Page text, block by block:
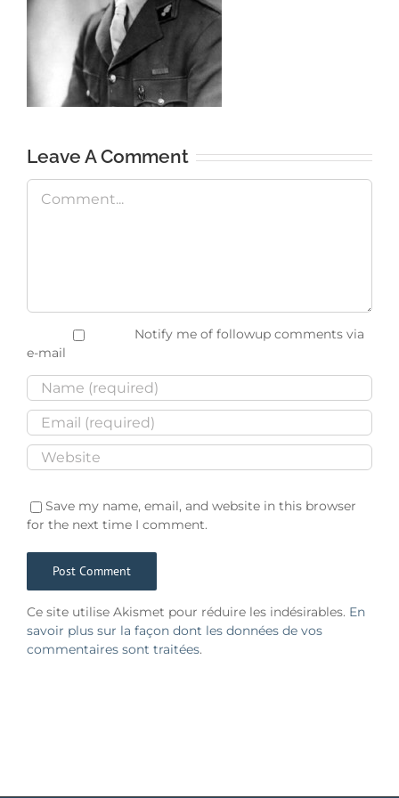
Leave A Comment
Comment
Notify me of followup comments via
e-mail
Save my name, email, and website in this browser
for the next time I comment.
Ce site utilise Akismet pour réduire les indésirables. En
savoir plus sur la façon dont les données de vos
commentaires sont traitées.